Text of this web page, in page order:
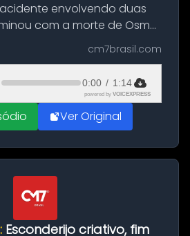
envolvendo duas
com a morte de Osmar
de 38 anos, no município
do Uatumã, no interior do
ocorreu n...
cm7brasil.com
0:00 / 1:14
powered by VOICEXPRESS
Ver Original
Esconderijo criativo, fim